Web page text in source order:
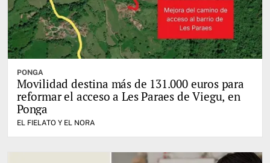
PONGA
Movilidad destina más de 131.000 euros para
reformar el acceso a Les Paraes de Viegu, en
Ponga
EL FIELATO Y EL NORA